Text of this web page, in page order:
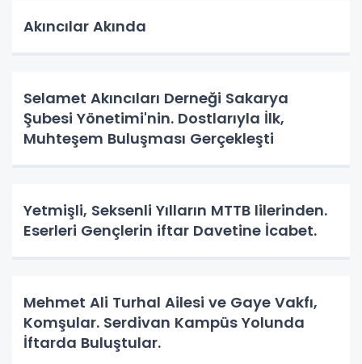
Akıncılar Akında
Selamet Akıncıları Derneği Sakarya
Şubesi Yönetimi'nin. Dostlarıyla İlk,
Muhteşem Buluşması Gerçekleşti
Yetmişli, Seksenli Yılların MTTB lilerinden.
Eserleri Gençlerin iftar Davetine İcabet.
Mehmet Ali Turhal Ailesi ve Gaye Vakfı,
Komşular. Serdivan Kampüs Yolunda
İftarda Buluştular.